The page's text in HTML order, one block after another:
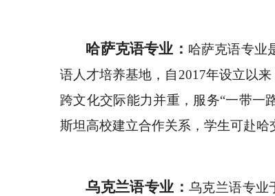
哈萨克语专业： 哈萨克语专业
语人才培养基地，自 2017年设立以
跨文化交际能力并重，服务“一带一
斯坦高校建立合作关系，学生可赴哈
乌克兰语专业： 乌克兰语专业